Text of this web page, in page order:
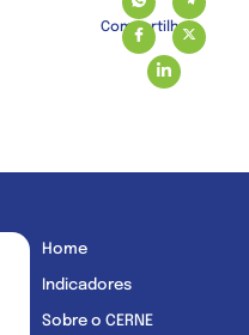
Compartilhe:
Home
Indicadores
Sobre o CERNE